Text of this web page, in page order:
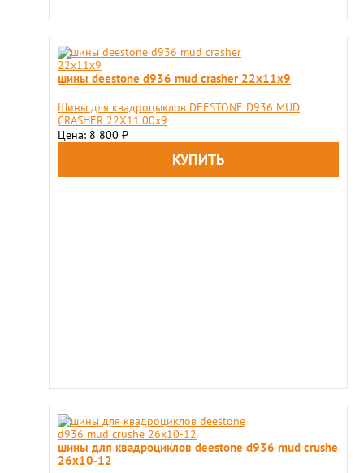
шины deestone d936 mud crasher 22x11x9
Шины для квадроцыклов DEESTONE D936 MUD
CRASHER 22X11.00x9
Цена: 8 800 ₽
шины для квадроциклов deestone d936 mud crushe
26x10-12